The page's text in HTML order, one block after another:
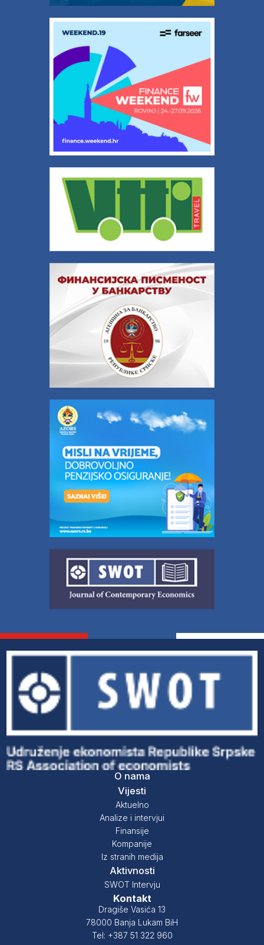
O nama
Vijesti
Aktuelno
Analize i intervjui
Finansije
Kompanije
Iz stranih medija
Aktivnosti
SWOT Intervju
Kontakt
Dragiše Vasića 13
78000 Banja Lukam BiH
Tel: +387 51 322 960